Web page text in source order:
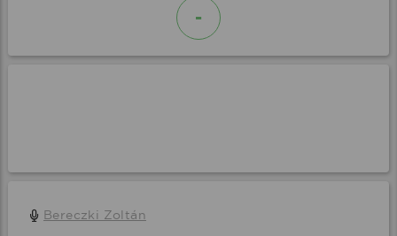
-
Bereczki Zoltán